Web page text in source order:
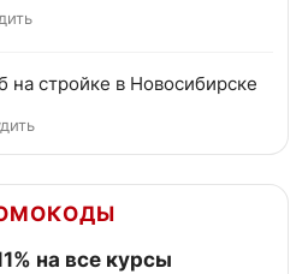
на стройке в Новосибирске
на все курсы